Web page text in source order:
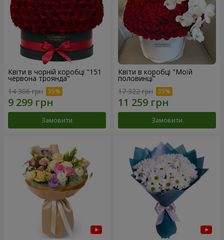
Квіти в чорній коробці "151
червона троянда"
14 306 грн
Замовити
Квіти в коробці "Моїй
половинці"
17 322 грн
Замовити